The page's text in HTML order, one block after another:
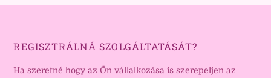
REGISZTRÁLNÁ SZOLGÁLTATÁSÁT?
Ha szeretné hogy az Ön vállalkozása is szerepeljen az